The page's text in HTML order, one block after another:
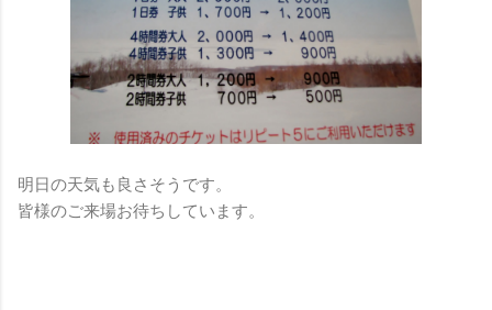
明日の天気も良さそうです。
皆様のご来場お待ちしています。